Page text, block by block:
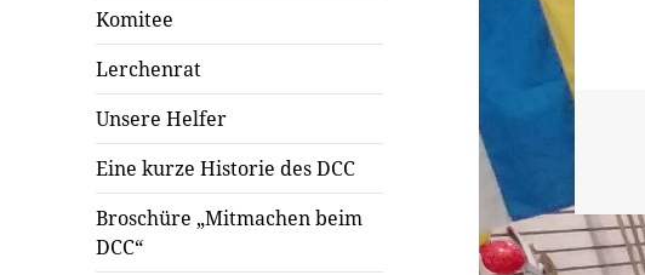
Komitee
Lerchenrat
Unsere Helfer
Eine kurze Historie des DCC
Broschüre „Mitmachen beim
DCC“